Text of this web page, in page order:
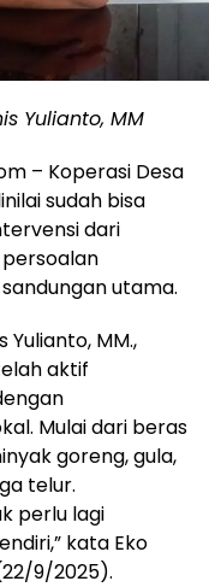
Yulianto, MM
– Koperasi Desa
sudah bisa
dari
utama.
Yulianto, MM.,
aktif
Mulai dari beras
goreng, gula,
telur.
perlu lagi
kata Eko
9/2025).